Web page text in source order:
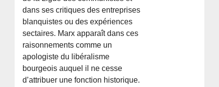
dans ses critiques des entreprises
blanquistes ou des expériences
sectaires. Marx apparaît dans ces
raisonnements comme un
apologiste du libéralisme
bourgeois auquel il ne cesse
d’attribuer une fonction historique.